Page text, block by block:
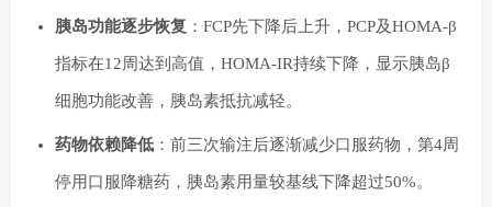
胰岛功能逐步恢复 ：FCP先下降后上升，PCP及HOMA-β
指标在12周达到高值，HOMA-IR持续下降，显示胰岛β
细胞功能改善，胰岛素抵抗减轻。
药物依赖降低 ：前三次输注后逐渐减少口服药物，第4周
停用口服降糖药，胰岛素用量较基线下降超过50%。